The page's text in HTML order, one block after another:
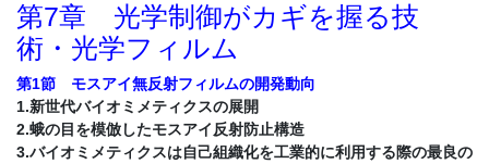
第7章 光学制御がカギを握る技
術・光学フィルム
第1節 モスアイ無反射フィルムの開発動向
1.新世代バイオミメティクスの展開
2.蛾の目を模倣したモスアイ反射防止構造
3.バイオミメティクスは自己組織化を工業的に利用する際の最良の